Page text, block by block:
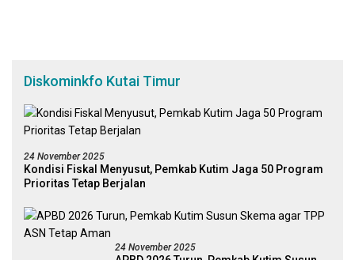
Diskominkfo Kutai Timur
24 November 2025
Kondisi Fiskal Menyusut, Pemkab Kutim Jaga 50 Program
Prioritas Tetap Berjalan
24 November 2025